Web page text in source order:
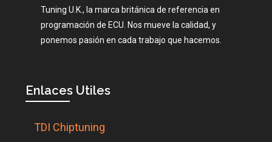
Tuning U.K., la marca británica de referencia en
programación de ECU. Nos mueve la calidad, y
ponemos pasión en cada trabajo que hacemos.
Enlaces Utiles
TDI Chiptuning